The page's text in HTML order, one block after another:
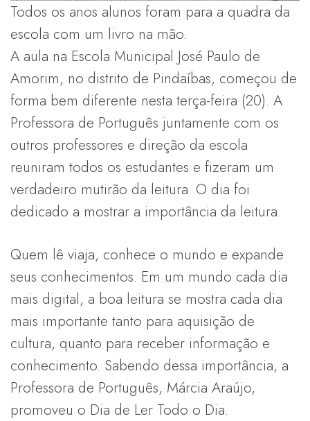
Todos os anos alunos foram para a quadra da
escola com um livro na mão.
A aula na Escola Municipal José Paulo de
Amorim, no distrito de Pindaíbas, começou de
forma bem diferente nesta terça-feira (20). A
Professora de Português juntamente com os
outros professores e direção da escola
reuniram todos os estudantes e fizeram um
verdadeiro mutirão da leitura. O dia foi
dedicado a mostrar a importância da leitura.
Quem lê viaja, conhece o mundo e expande
seus conhecimentos. Em um mundo cada dia
mais digital, a boa leitura se mostra cada dia
mais importante tanto para aquisição de
cultura, quanto para receber informação e
conhecimento. Sabendo dessa importância, a
Professora de Português, Márcia Araújo,
promoveu o Dia de Ler Todo o Dia.